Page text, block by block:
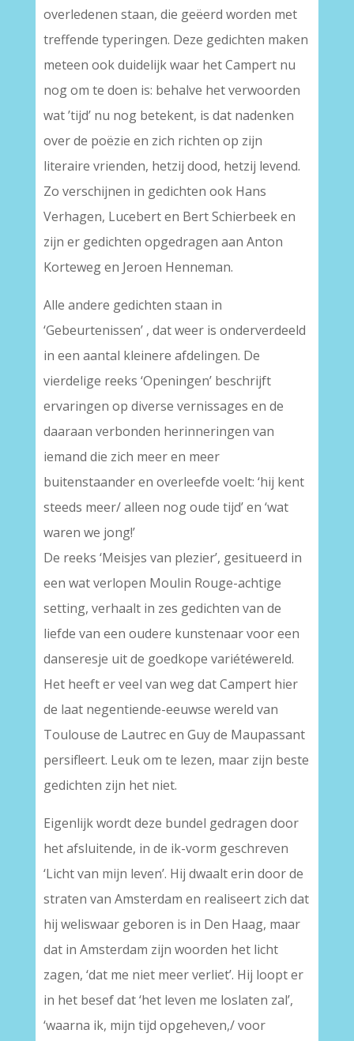
overledenen staan, die geëerd worden met
treffende typeringen. Deze gedichten maken
meteen ook duidelijk waar het Campert nu
nog om te doen is: behalve het verwoorden
wat ’tijd’ nu nog betekent, is dat nadenken
over de poëzie en zich richten op zijn
literaire vrienden, hetzij dood, hetzij levend.
Zo verschijnen in gedichten ook Hans
Verhagen, Lucebert en Bert Schierbeek en
zijn er gedichten opgedragen aan Anton
Korteweg en Jeroen Henneman.
Alle andere gedichten staan in
‘Gebeurtenissen’ , dat weer is onderverdeeld
in een aantal kleinere afdelingen. De
vierdelige reeks ‘Openingen’ beschrijft
ervaringen op diverse vernissages en de
daaraan verbonden herinneringen van
iemand die zich meer en meer
buitenstaander en overleefde voelt: ‘hij kent
steeds meer/ alleen nog oude tijd’ en ‘wat
waren we jong!’
De reeks ‘Meisjes van plezier’, gesitueerd in
een wat verlopen Moulin Rouge-achtige
setting, verhaalt in zes gedichten van de
liefde van een oudere kunstenaar voor een
danseresje uit de goedkope variétéwereld.
Het heeft er veel van weg dat Campert hier
de laat negentiende-eeuwse wereld van
Toulouse de Lautrec en Guy de Maupassant
persifleert. Leuk om te lezen, maar zijn beste
gedichten zijn het niet.
Eigenlijk wordt deze bundel gedragen door
het afsluitende, in de ik-vorm geschreven
‘Licht van mijn leven’. Hij dwaalt erin door de
straten van Amsterdam en realiseert zich dat
hij weliswaar geboren is in Den Haag, maar
dat in Amsterdam zijn woorden het licht
zagen, ‘dat me niet meer verliet’. Hij loopt er
in het besef dat ‘het leven me loslaten zal’,
‘waarna ik, mijn tijd opgeheven,/ voor